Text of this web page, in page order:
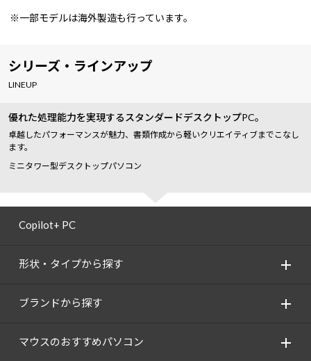
※一部モデルは海外製造も行っています。
シリーズ・ラインアップ
LINEUP
優れた処理能力を実現するスタンダードデスクトップPC。
卓越したパフォーマンスが魅力、書類作成から軽いクリエイティブまでこなし
ます。
ミニタワー型デスクトップパソコン
Copilot+ PC
形状・タイプから探す
ブランドから探す
マウスのおすすめパソコン